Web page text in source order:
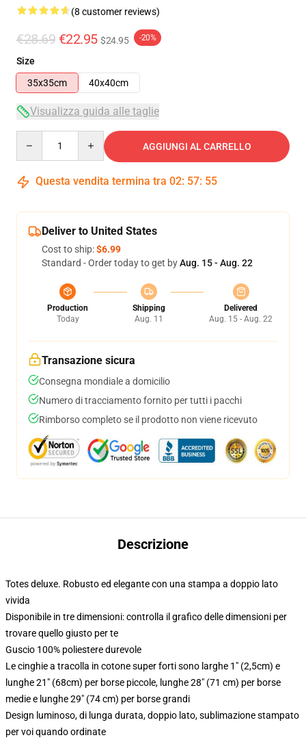
(8 customer reviews)
€28.69 €22.95 $24.95 -20%
Size
35x35cm
40x40cm
Visualizza guida alle taglie
AGGIUNGI AL CARRELLO
Questa vendita termina tra 02: 57: 54
Deliver to United States
Cost to ship:$6.99
Standard - Order today to get byAug. 15 - Aug. 22
Production
Today
Shipping
Aug. 11
Delivered
Aug. 15 - Aug. 22
Transazione sicura
Consegna mondiale a domicilio
Numero di tracciamento fornito per tutti i pacchi
Rimborso completo se il prodotto non viene ricevuto
Descrizione
Totes deluxe. Robusto ed elegante con una stampa a doppio lato
vivida
Disponibile in tre dimensioni: controlla il grafico delle dimensioni per
trovare quello giusto per te
Guscio 100% poliestere durevole
Le cinghie a tracolla in cotone super forti sono larghe 1" (2,5cm) e
lunghe 21" (68cm) per borse piccole, lunghe 28" (71 cm) per borse
medie e lunghe 29" (74 cm) per borse grandi
Design luminoso, di lunga durata, doppio lato, sublimazione stampato
per voi quando ordinate